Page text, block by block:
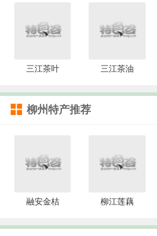
三江茶叶 三江茶油
柳州特产推荐
融安金桔 柳江莲藕